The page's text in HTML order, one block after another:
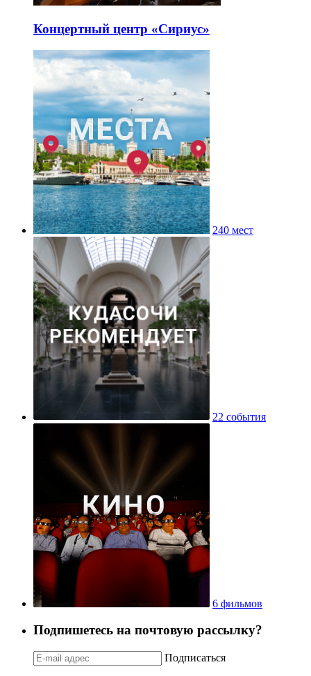
Концертный центр «Сириус»
240 мест
22 события
6 фильмов
Подпишетесь на почтовую рассылку?
Подписаться